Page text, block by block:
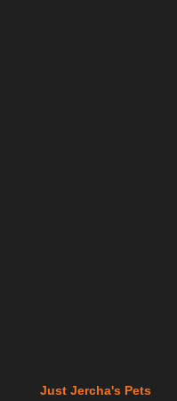
Just Jercha's Pets